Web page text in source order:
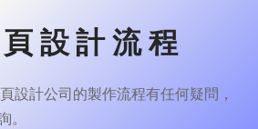
設計流程
設計公司的製作流程有任何疑問，
。